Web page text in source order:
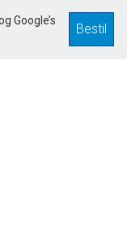
Google’s
Bestil